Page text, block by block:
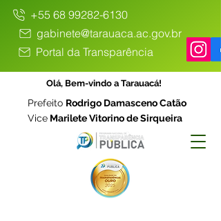
+55 68 99282-6130
gabinete@tarauaca.ac.gov.br
Portal da Transparência
Olá, Bem-vindo a Tarauacá!
Prefeito Rodrigo Damasceno Catão
Vice Marilete Vitorino de Sirqueira